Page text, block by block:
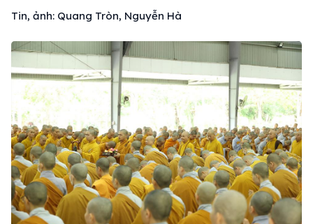
Tin, ảnh: Quang Tròn, Nguyễn Hà